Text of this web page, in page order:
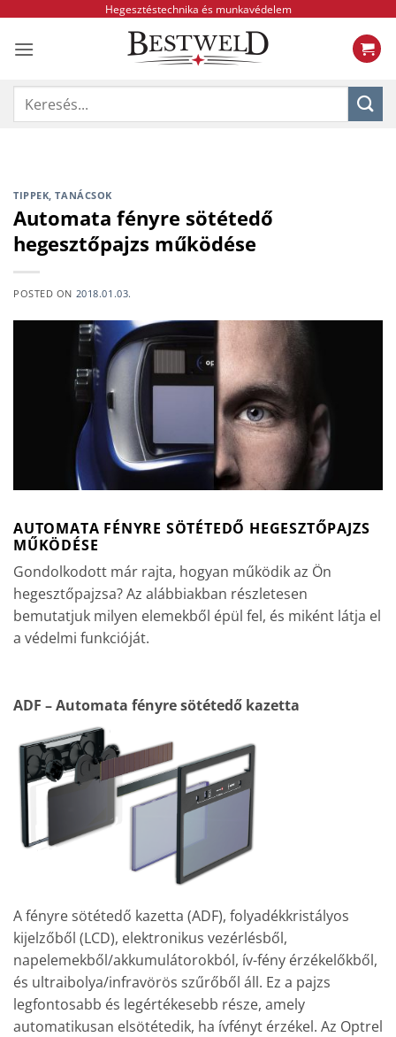
content
Hegesztéstechnika és munkavédelem
Keresés
TIPPEK, TANÁCSOK
Automata fényre sötétedő
hegesztőpajzs működése
POSTED ON 2018.01.03.
AUTOMATA FÉNYRE SÖTÉTEDŐ HEGESZTŐPAJZS
MŰKÖDÉSE
Gondolkodott már rajta, hogyan működik az Ön
hegesztőpajzsa? Az alábbiakban részletesen
bemutatjuk milyen elemekből épül fel, és miként látja el
a védelmi funkcióját.
ADF – Automata fényre sötétedő kazetta
A fényre sötétedő kazetta (ADF), folyadékkristályos
kijelzőből (LCD), elektronikus vezérlésből,
napelemekből/akkumulátorokból, ív-fény érzékelőkből,
és ultraibolya/infravörös szűrőből áll. Ez a pajzs
legfontosabb és legértékesebb része, amely
automatikusan elsötétedik, ha ívfényt érzékel. Az Optrel